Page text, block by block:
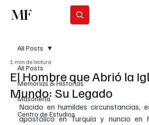
MF
All Posts
Memorias & Historias
Masonería
Centro de Estudios
All Posts
El Hombre que Abrió la
Mundo: Su Legado
1 min de lectura
Nacido en humildes circunstancias,
apostólico en Turquía y nuncio en